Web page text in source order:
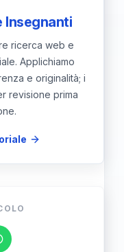
Insegnanti
ricerca web e
Applichiamo
e originalità; i
revisione prima